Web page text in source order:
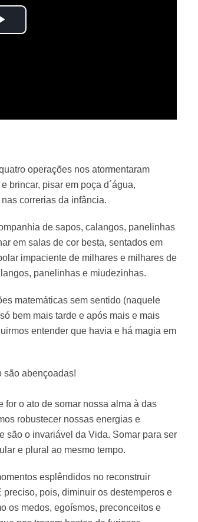
Play
operações nos atormentaram
brincar, pisar em poça d´água,
correrias da infância.
de sapos, calangos, panelinhas
em salas de cor besta, sentados em
impaciente de milhares e milhares de
panelinhas e miudezinhas.
matemáticas sem sentido (naquele
bem mais tarde e após mais e mais
entender que havia e há magia em
são abençoadas!
for o ato de somar nossa alma à das
robustecer nossas energias e
são o invariável da Vida. Somar para ser
e plural ao mesmo tempo.
esplêndidos no reconstruir
pois, diminuir os destemperos e
os medos, egoísmos, preconceitos e